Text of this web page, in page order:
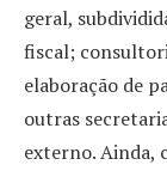
geral,
fiscal;
elaboração de
outras
externo. Ainda,